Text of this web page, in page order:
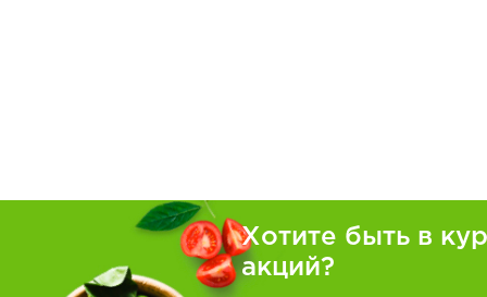
Хотите быть в
акций?